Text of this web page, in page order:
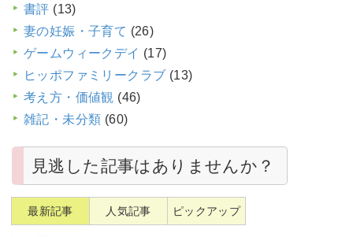
書評 (13)
妻の妊娠・子育て (26)
ゲームウィークデイ (17)
ヒッポファミリークラブ (13)
考え方・価値観 (46)
雑記・未分類 (60)
見逃した記事はありませんか？
最新記事 人気記事 ピックアップ